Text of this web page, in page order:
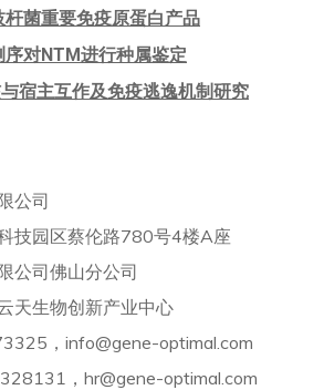
菌重要免疫原蛋白产品
对NTM进行种属鉴定
宿主互作及免疫逃逸机制研究
公司
技园区蔡伦路780号4楼A座
公司佛山分公司
天生物创新产业中心
，info@gene-optimal.com
，hr@gene-optimal.com